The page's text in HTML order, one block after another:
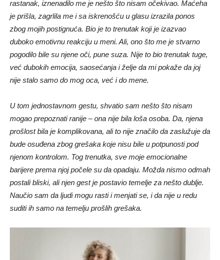
je prišla, zagrlila me i sa iskrenošću u glasu izrazila ponos
zbog mojih postignuća. Bio je to trenutak koji je izazvao
duboko emotivnu reakciju u meni. Ali, ono što me je stvarno
pogodilo bile su njene oči, pune suza. Nije to bio trenutak tuge,
već dubokih emocija, saosećanja i želje da mi pokaže da joj
nije stalo samo do mog oca, već i do mene.
mogao prepoznati ranije – ona nije bila loša osoba. Da, njena
prošlost bila je komplikovana, ali to nije značilo da zaslužuje da
bude osuđena zbog grešaka koje nisu bile u potpunosti pod
njenom kontrolom. Tog trenutka, sve moje emocionalne
barijere prema njoj počele su da opadaju. Možda nismo odmah
postali bliski, ali njen gest je postavio temelje za nešto dublje.
Naučio sam da ljudi mogu rasti i menjati se, i da nije u redu
suditi ih samo na temelju prošlih grešaka.